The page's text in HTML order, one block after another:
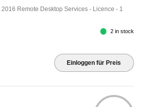
Remote Desktop Services - Licence - 1
2 in stock
Einloggen für Preis